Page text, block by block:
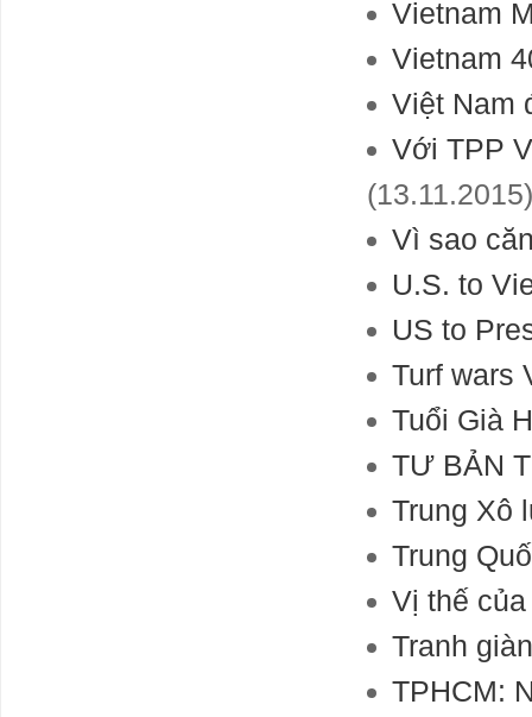
Vietnam
Vietnam
Việt Nam
Với TPP
(13.11.2015)
Vì sao
U.S. to
US to
Turf wars
Tuổi Già
TƯ BẢN
Trung Xô
Trung
Vị thế
Tranh
TPHCM: